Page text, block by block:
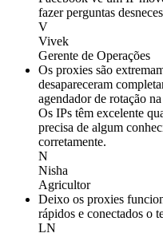
fazer perguntas
V
Vivek
Gerente de Operações
Os proxies são
desapareceram
agendador de rotação
Os IPs têm excelente
precisa de algum
corretamente.
N
Nisha
Agricultor
Deixo os proxies
rápidos e conectados o
LN